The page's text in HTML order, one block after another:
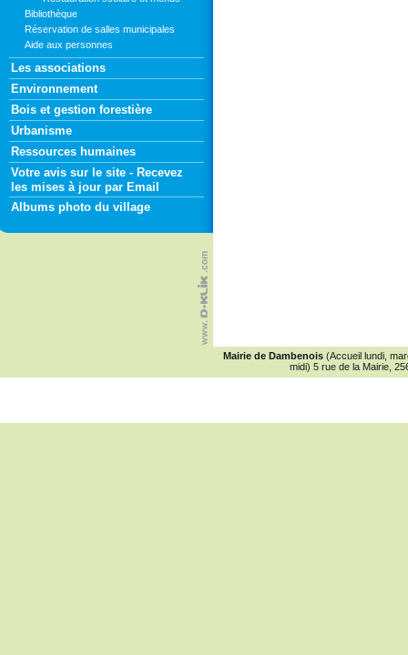
Bibliothèque
Réservation de salles municipales
Aide aux personnes
Les associations
Environnement
Bois et gestion forestière
Urbanisme
Ressources humaines
Votre avis sur le site - Recevez
les mises à jour par Email
Albums photo du village
Mairie de Dambenois (Accueil lundi,
midi) 5 rue de la Mairie,